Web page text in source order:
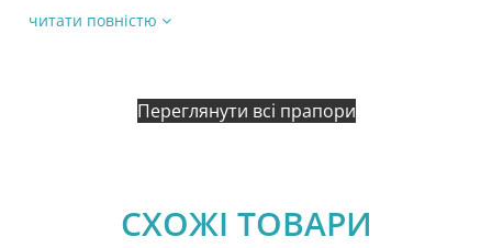
читати повністю
Переглянути всі прапори
СХОЖІ ТОВАРИ